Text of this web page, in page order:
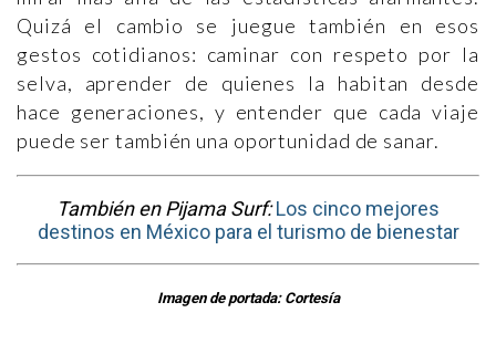
Quizá el cambio se juegue también en esos
gestos cotidianos: caminar con respeto por la
selva, aprender de quienes la habitan desde
hace generaciones, y entender que cada viaje
puede ser también una oportunidad de sanar.
También en Pijama Surf: Los cinco mejores
destinos en México para el turismo de bienestar
Imagen de portada: Cortesía